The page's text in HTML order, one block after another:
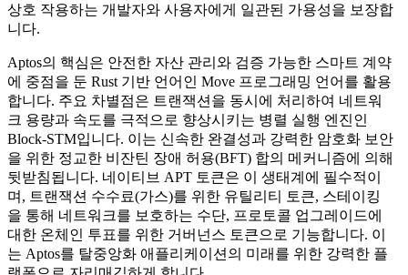
상호 작용하는 개발자와 사용자에게 일관된 가용성을 보장합
니다.
Aptos의 핵심은 안전한 자산 관리와 검증 가능한 스마트 계약
에 중점을 둔 Rust 기반 언어인 Move 프로그래밍 언어를 활용
합니다. 주요 차별점은 트랜잭션을 동시에 처리하여 네트워
크 용량과 속도를 극적으로 향상시키는 병렬 실행 엔진인
Block-STM입니다. 이는 신속한 완결성과 강력한 암호화 보안
을 위한 정교한 비잔틴 장애 허용(BFT) 합의 메커니즘에 의해
뒷받침됩니다. 네이티브 APT 토큰은 이 생태계에 필수적이
며, 트랜잭션 수수료(가스)를 위한 유틸리티 토큰, 스테이킹
을 통해 네트워크를 보호하는 수단, 프로토콜 업그레이드에
대한 온체인 투표를 위한 거버넌스 토큰으로 기능합니다. 이
는 Aptos를 탈중앙화 애플리케이션의 미래를 위한 강력한 플